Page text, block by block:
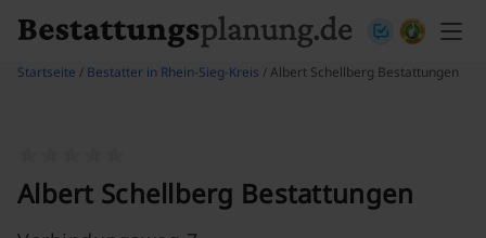
Startseite / Bestatter in Rhein-Sieg-Kreis / Albert Schellberg Bestattungen
Albert Schellberg Bestattungen